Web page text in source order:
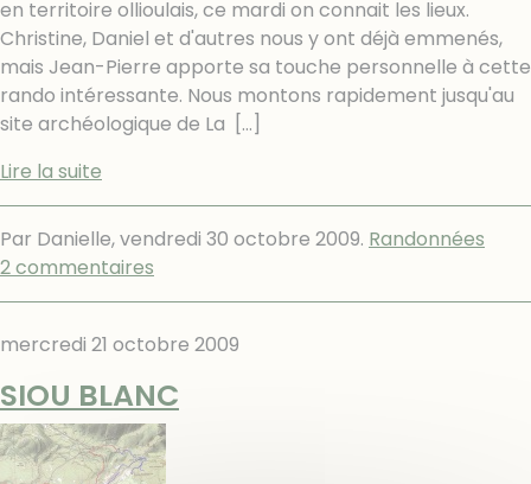
en territoire ollioulais, ce mardi on connait les lieux.
Christine, Daniel et d'autres nous y ont déjà emmenés,
mais Jean-Pierre apporte sa touche personnelle à cette
rando intéressante. Nous montons rapidement jusqu'au
site archéologique de La
[…]
Lire la suite
Par Danielle,vendredi 30 octobre 2009. Randonnées
2 commentaires
mercredi 21 octobre 2009
SIOU BLANC